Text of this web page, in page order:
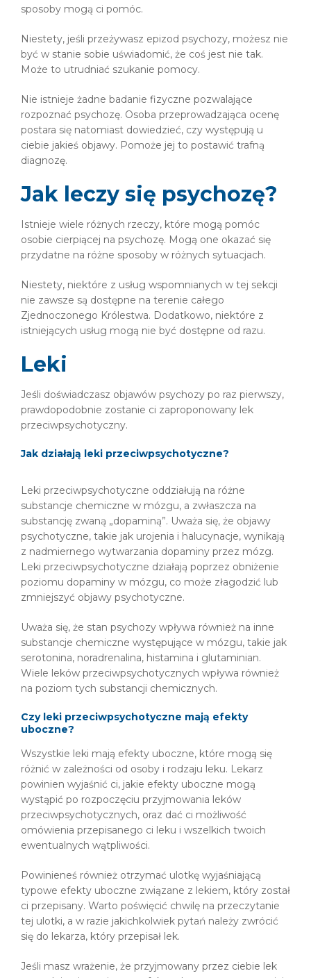
sposoby mogą ci pomóc.
Niestety, jeśli przeżywasz epizod psychozy, możesz nie
być w stanie sobie uświadomić, że coś jest nie tak.
Może to utrudniać szukanie pomocy.
Nie istnieje żadne badanie fizyczne pozwalające
rozpoznać psychozę. Osoba przeprowadzająca ocenę
postara się natomiast dowiedzieć, czy występują u
ciebie jakieś objawy. Pomoże jej to postawić trafną
diagnozę.
Jak leczy się psychozę?
Istnieje wiele różnych rzeczy, które mogą pomóc
osobie cierpiącej na psychozę. Mogą one okazać się
przydatne na różne sposoby w różnych sytuacjach.
Niestety, niektóre z usług wspomnianych w tej sekcji
nie zawsze są dostępne na terenie całego
Zjednoczonego Królestwa. Dodatkowo, niektóre z
istniejących usług mogą nie być dostępne od razu.
Leki
Jeśli doświadczasz objawów psychozy po raz pierwszy,
prawdopodobnie zostanie ci zaproponowany lek
przeciwpsychotyczny.
Jak działają leki przeciwpsychotyczne?
Leki przeciwpsychotyczne oddziałują na różne
substancje chemiczne w mózgu, a zwłaszcza na
substancję zwaną „dopaminą”. Uważa się, że objawy
psychotyczne, takie jak urojenia i halucynacje, wynikają
z nadmiernego wytwarzania dopaminy przez mózg.
Leki przeciwpsychotyczne działają poprzez obniżenie
poziomu dopaminy w mózgu, co może złagodzić lub
zmniejszyć objawy psychotyczne.
Uważa się, że stan psychozy wpływa również na inne
substancje chemiczne występujące w mózgu, takie jak
serotonina, noradrenalina, histamina i glutaminian.
Wiele leków przeciwpsychotycznych wpływa również
na poziom tych substancji chemicznych.
Czy leki przeciwpsychotyczne mają efekty
uboczne?
Wszystkie leki mają efekty uboczne, które mogą się
różnić w zależności od osoby i rodzaju leku. Lekarz
powinien wyjaśnić ci, jakie efekty uboczne mogą
wystąpić po rozpoczęciu przyjmowania leków
przeciwpsychotycznych, oraz dać ci możliwość
omówienia przepisanego ci leku i wszelkich twoich
ewentualnych wątpliwości.
Powinieneś również otrzymać ulotkę wyjaśniającą
typowe efekty uboczne związane z lekiem, który został
ci przepisany. Warto poświęcić chwilę na przeczytanie
tej ulotki, a w razie jakichkolwiek pytań należy zwrócić
się do lekarza, który przepisał lek.
Jeśli masz wrażenie, że przyjmowany przez ciebie lek